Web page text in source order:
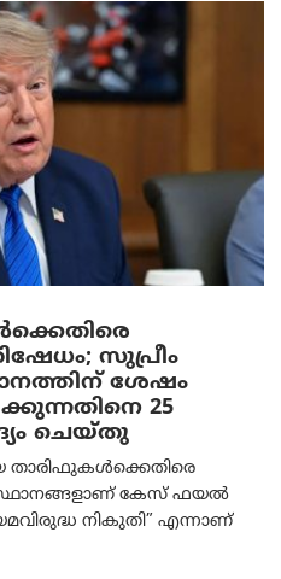
സുപ്രീം
ശേഷം
25
ചെയ്തു
താരിഫുകൾക്കെതിരെ
കേസ് ഫയൽ
നികുതി” എന്നാണ്